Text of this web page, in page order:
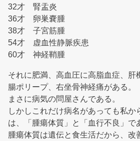
32才 腎盂炎
36才 卵巣嚢腫
38才 子宮筋腫
54才 虚血性静脈疾患
60才 神経鞘腫
それに肥満、高血圧に高脂血症、肝
腸ポリープ、右坐骨神経痛がある。
まさに病気の問屋さんである。
しかしこれだけ病名があっても私か
は、「腫瘍体質」と「血行不良」で
腫瘍体質は遺伝と食生活だから、改